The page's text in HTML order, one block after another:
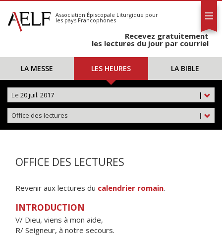
S'abonner
Calendrier
Association Épiscopale Liturgique pour
les pays Francophones
Recevez gratuitement
les lectures du jour par courriel
LA MESSE LES HEURES LA BIBLE
|
Le 20 juil. 2017
|
Office des lectures
OFFICE DES LECTURES
Revenir aux lectures du calendrier romain.
INTRODUCTION
V/ Dieu, viens à mon aide,
R/ Seigneur, à notre secours.